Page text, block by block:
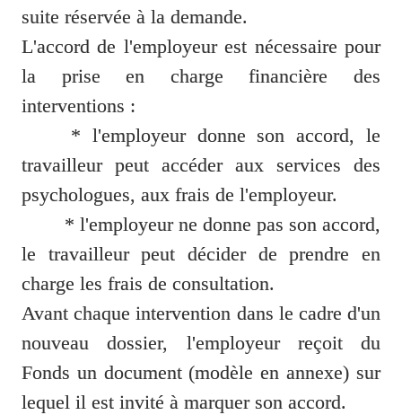
suite réservée à la demande.
L'accord de l'employeur est nécessaire pour
la prise en charge financière des
interventions :
travailleur peut accéder aux services des
psychologues, aux frais de l'employeur.
le travailleur peut décider de prendre en
charge les frais de consultation.
Avant chaque intervention dans le cadre d'un
nouveau dossier, l'employeur reçoit du
Fonds un document (modèle en annexe) sur
lequel il est invité à marquer son accord.